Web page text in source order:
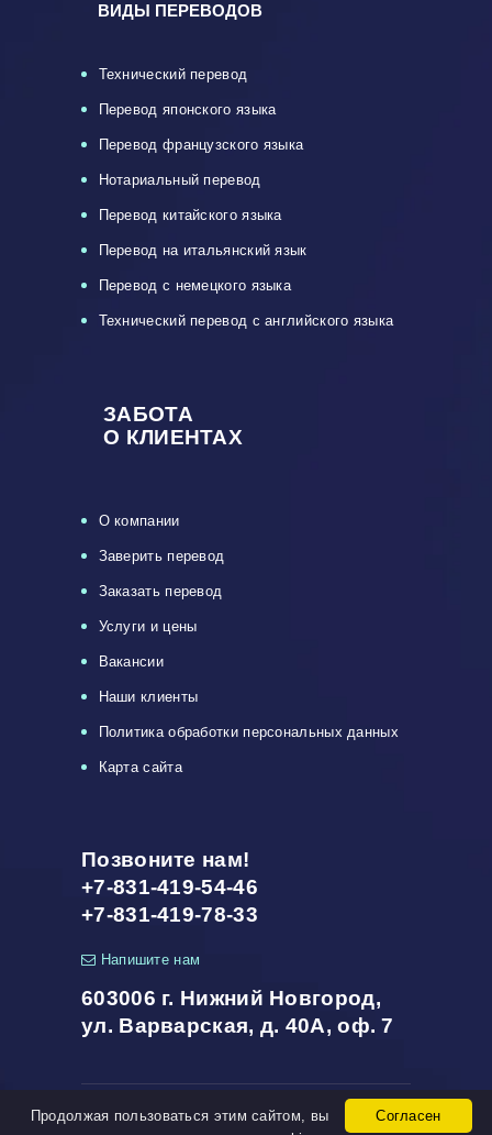
ВИДЫ ПЕРЕВОДОВ
Технический перевод
Перевод японского языка
Перевод французского языка
Нотариальный перевод
Перевод китайского языка
Перевод на итальянский язык
Перевод с немецкого языка
Технический перевод с английского языка
ЗАБОТА
О КЛИЕНТАХ
О компании
Заверить перевод
Заказать перевод
Услуги и цены
Вакансии
Наши клиенты
Политика обработки персональных данных
Карта сайта
Позвоните нам!
+7-831-419-54-46
+7-831-419-78-33
Напишите нам
603006 г. Нижний Новгород,
ул. Варварская, д. 40А, оф. 7
Согласен
Продолжая пользоваться этим сайтом, вы